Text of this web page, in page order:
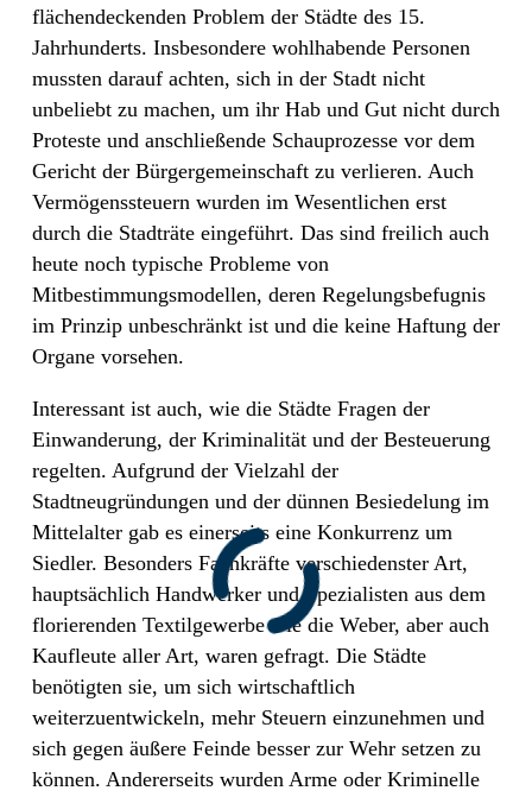
flächendeckenden Problem der Städte des 15.
Jahrhunderts. Insbesondere wohlhabende Personen
mussten darauf achten, sich in der Stadt nicht
unbeliebt zu machen, um ihr Hab und Gut nicht durch
Proteste und anschließende Schauprozesse vor dem
Gericht der Bürgergemeinschaft zu verlieren. Auch
Vermögenssteuern wurden im Wesentlichen erst
durch die Stadträte eingeführt. Das sind freilich auch
heute noch typische Probleme von
Mitbestimmungsmodellen, deren Regelungsbefugnis
im Prinzip unbeschränkt ist und die keine Haftung der
Organe vorsehen.
Interessant ist auch, wie die Städte Fragen der
Einwanderung, der Kriminalität und der Besteuerung
regelten. Aufgrund der Vielzahl der
Stadtneugründungen und der dünnen Besiedelung im
Mittelalter gab es einerseits eine Konkurrenz um
Siedler. Besonders Fachkräfte verschiedenster Art,
hauptsächlich Handwerker und Spezialisten aus dem
florierenden Textilgewerbe wie die Weber, aber auch
Kaufleute aller Art, waren gefragt. Die Städte
benötigten sie, um sich wirtschaftlich
weiterzuentwickeln, mehr Steuern einzunehmen und
sich gegen äußere Feinde besser zur Wehr setzen zu
können. Andererseits wurden Arme oder Kriminelle